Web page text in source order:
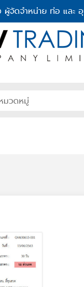
จัดจำหน่าย ท่อ และ